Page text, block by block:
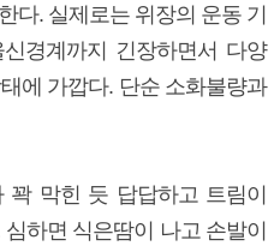
다. 실제로는 위장의 운동 기
경계까지 긴장하면서 다양
에 가깝다. 단순 소화불량과
꽉 막힌 듯 답답하고 트림이
하면 식은땀이 나고 손발이